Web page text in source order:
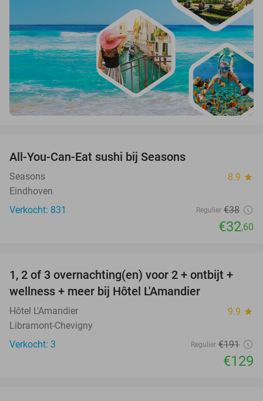
All-You-Can-Eat sushi bij Seasons
Seasons 8.9 star
Eindhoven
Verkocht: 831
Regulier €38
€32,60
32%
TODAY
1, 2 of 3 overnachting(en) voor 2 + ontbijt +
wellness + meer bij Hôtel L'Amandier
Hôtel L'Amandier 9.9 star
Libramont-Chevigny
Verkocht: 3
Regulier €191
€129